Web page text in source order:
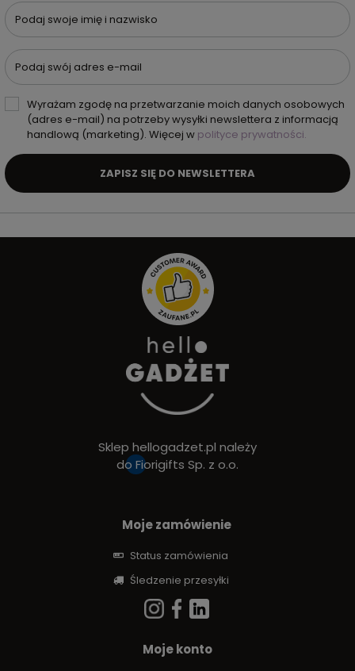
Podaj swoje imię i nazwisko
Podaj swój adres e-mail
Wyrażam zgodę na przetwarzanie moich danych osobowych
(adres e-mail) na potrzeby wysyłki newslettera z informacją
handlową (marketing). Więcej w polityce prywatności.
ZAPISZ SIĘ DO NEWSLETTERA
Sklep hellogadzet.pl należy
do Fiorigifts Sp. z o.o.
Moje zamówienie
Status zamówienia
Śledzenie przesyłki
Moje konto